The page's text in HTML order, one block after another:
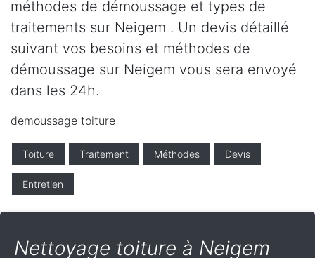
méthodes de démoussage et types de
traitements sur Neigem . Un devis détaillé
suivant vos besoins et méthodes de
démoussage sur Neigem vous sera envoyé
dans les 24h.
demoussage toiture
Toiture Traitement Méthodes Devis
Entretien
Nettoyage toiture à Neigem